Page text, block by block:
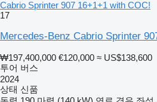
Cabrio Sprinter 907 16+1+1 with COC!
17
Mercedes-Benz Cabrio Sprinter
₩197,400,000 €120,000 ≈ US$138,600
투어 버스
2024
상태 신품